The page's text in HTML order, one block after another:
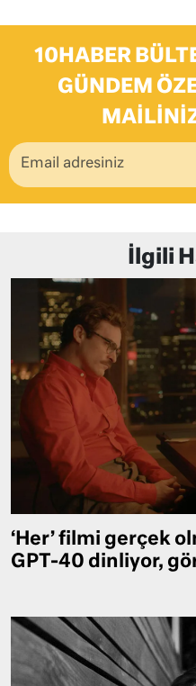
10HABER
GÜNDEM
İlgili
‘Her’ filmi gerçek
GPT-40 dinliyor,